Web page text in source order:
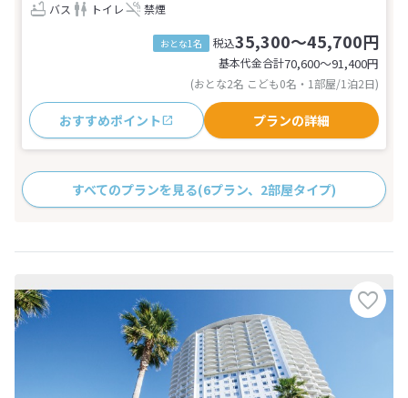
バス
トイレ 禁煙
おとな1名 税込35,300～45,700円
基本代金合計70,600〜91,400円
(おとな2名 こども0名・1部屋/1泊2日)
おすすめポイント プランの詳細
すべてのプランを見る(6プラン、2部屋タイプ)